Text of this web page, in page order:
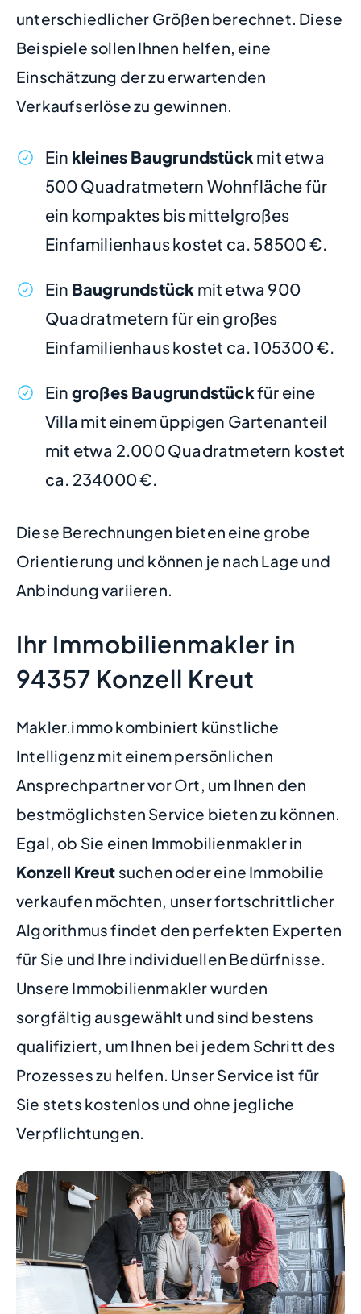
unterschiedlicher Größen berechnet. Diese
Beispiele sollen Ihnen helfen, eine
Einschätzung der zu erwartenden
Verkaufserlöse zu gewinnen.
Ein kleines Baugrundstückmit etwa
500 Quadratmetern Wohnfläche für
ein kompaktes bis mittelgroßes
Einfamilienhaus kostet ca. 58500 €.
Ein Baugrundstück mit etwa 900
Quadratmetern für ein großes
Einfamilienhaus kostet ca. 105300 €.
Ein großes Baugrundstückfür eine
Villa mit einem üppigen Gartenanteil
mit etwa 2.000 Quadratmetern kostet
ca. 234000 €.
Diese Berechnungen bieten eine grobe
Orientierung und können je nach Lage und
Anbindung variieren.
Ihr Immobilienmakler in
94357 Konzell Kreut
Makler.immo kombiniert künstliche
Intelligenz mit einem persönlichen
Ansprechpartner vor Ort, um Ihnen den
bestmöglichsten Service bieten zu können.
Egal, ob Sie einen Immobilienmakler in
Konzell Kreut suchen oder eine Immobilie
verkaufen möchten, unser fortschrittlicher
Algorithmus findet den perfekten Experten
für Sie und Ihre individuellen Bedürfnisse.
Unsere Immobilienmakler wurden
sorgfältig ausgewählt und sind bestens
qualifiziert, um Ihnen bei jedem Schritt des
Prozesses zu helfen. Unser Service ist für
Sie stets kostenlos und ohne jegliche
Verpflichtungen.